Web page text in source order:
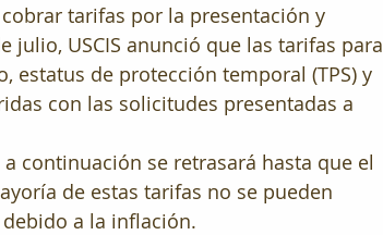
tarifas por la presentación y
julio, USCIS anunció que las tarifas para
estatus de protección temporal (TPS) y
con las solicitudes presentadas a
continuación se retrasará hasta que el
de estas tarifas no se pueden
a la inflación.